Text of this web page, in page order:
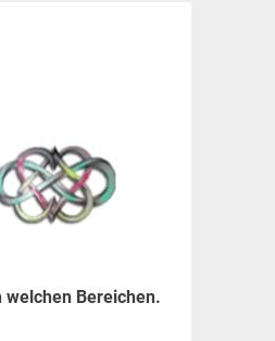
Bereichen.